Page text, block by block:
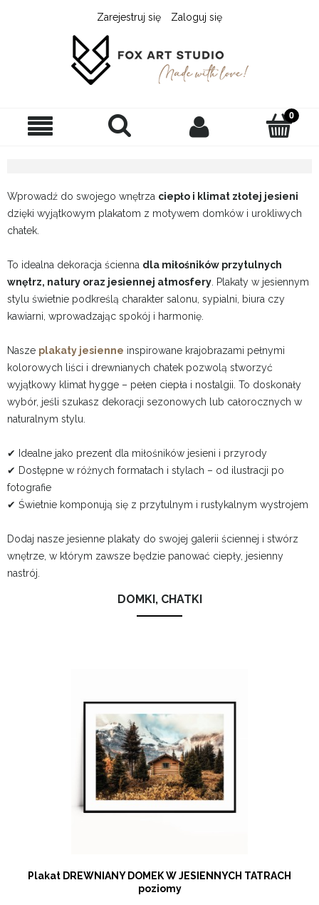
Zarejestruj się Zaloguj się
Wprowadź do swojego wnętrza ciepło i klimat złotej jesieni
dzięki wyjątkowym plakatom z motywem domków i urokliwych
chatek.
To idealna dekoracja ścienna dla miłośników przytulnych
wnętrz, natury oraz jesiennej atmosfery . Plakaty w jesiennym
stylu świetnie podkreślą charakter salonu, sypialni, biura czy
kawiarni, wprowadzając spokój i harmonię.
Nasze plakaty jesienne inspirowane krajobrazami pełnymi
kolorowych liści i drewnianych chatek pozwolą stworzyć
wyjątkowy klimat hygge – pełen ciepła i nostalgii. To doskonały
wybór, jeśli szukasz dekoracji sezonowych lub całorocznych w
naturalnym stylu.
✔ Idealne jako prezent dla miłośników jesieni i przyrody
✔ Dostępne w różnych formatach i stylach – od ilustracji po
fotografie
✔ Świetnie komponują się z przytulnym i rustykalnym wystrojem
Dodaj nasze jesienne plakaty do swojej galerii ściennej i stwórz
wnętrze, w którym zawsze będzie panować ciepły, jesienny
nastrój.
DOMKI, CHATKI
Plakat DREWNIANY DOMEK W JESIENNYCH TATRACH
poziomy